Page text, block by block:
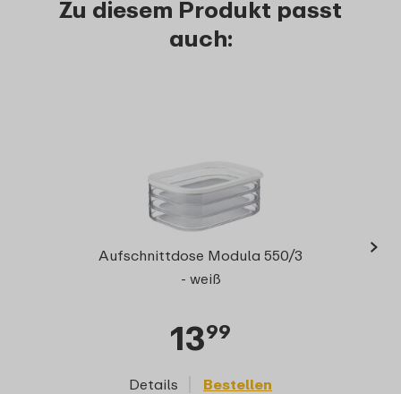
Zu diesem Produkt passt
auch:
Aufschnittdose Modula 550/3
- weiß
1399
Details Bestellen
›